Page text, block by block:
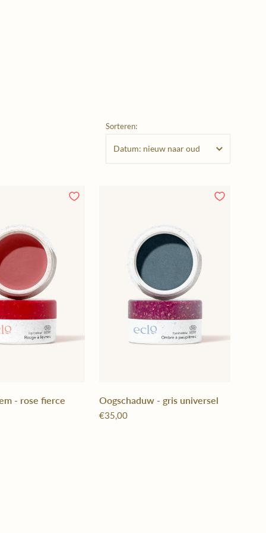
Sorteren:
- rose fierce Oogschaduw - gris universel
€35,00